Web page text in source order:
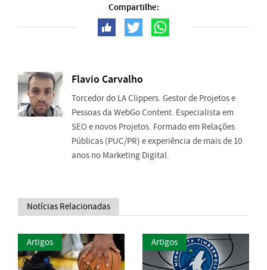
Compartilhe:
Flavio Carvalho
Torcedor do LA Clippers. Gestor de Projetos e
Pessoas da WebGo Content. Especialista em
SEO e novos Projetos. Formado em Relações
Públicas (PUC/PR) e experiência de mais de 10
anos no Marketing Digital.
Notícias Relacionadas
Artigos Artigos